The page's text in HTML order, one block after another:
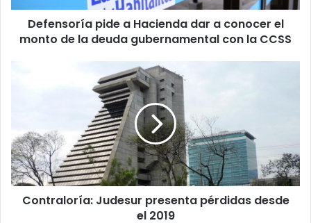
monto
Defensoría pide a Hacienda dar a conocer el
monto de la deuda gubernamental con la CCSS
el
2019
Contraloría: Judesur presenta pérdidas desde
el 2019